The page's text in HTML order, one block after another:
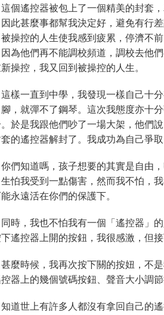
這個遙控器被包上了一個精美的封套
此甚麼事都幫我決定好，避免有行
操控的人生使我感到疲累，停濟不
為他們再不能調校頻道，調校去他
操控，我又回到被操控的人生。
這樣一直到中學，我發現一樣自己十
，就彈不了鋼琴。這次我態度亦十
於是我跟他們吵了一場大架，他們
的遙控器解封了。我成功為自己爭
你們知道嗎，孩子想要的其實是自由
怕我受到一點傷害，然而我不怕，
永遠活在你們的保護下。
同時，我也不怕我有一個「遙控器」
遙控器上開的按鈕，我很感激，但
甚麼時候，我再次按下關的按妞，不
器上的幾個號碼按鈕、聲音大小調
知道世上有許多人都沒有拿回自己的